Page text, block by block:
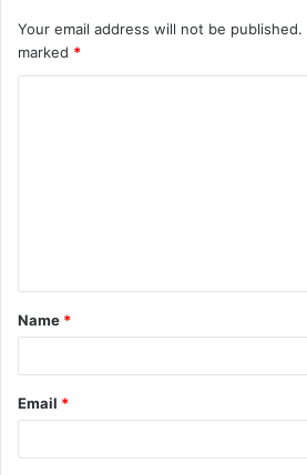
Your email address will not be published.
marked *
t
*
Name *
Email *